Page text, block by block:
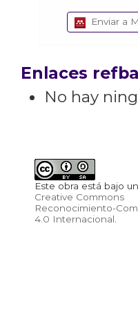
Enviar a
Enlaces
No hay
Este obra está bajo
Creative Commons
Reconocimiento-
4.0 Internacional